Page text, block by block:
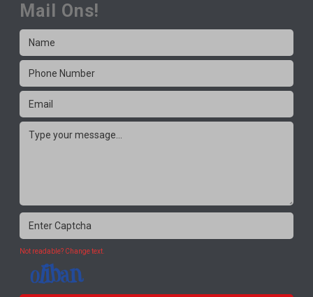
Mail Ons!
Not readable? Change text.